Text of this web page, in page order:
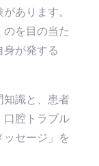
あります。
を目の当た
身が発する
知識と、患者
口腔トラブル
セージ」を